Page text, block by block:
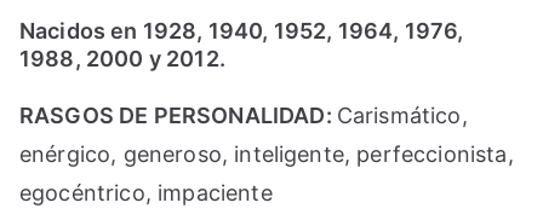
Nacidos en 1928, 1940, 1952, 1964, 1976,
1988, 2000 y 2012.
RASGOS DE PERSONALIDAD: Carismático,
enérgico, generoso, inteligente, perfeccionista,
egocéntrico, impaciente